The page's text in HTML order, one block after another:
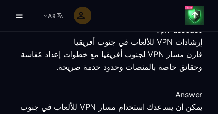
AR
vpn-usecase
إرشادات VPN للألعاب في جنوب أفريقيا
قارن مسار VPN لجنوب أفريقيا مع خطوات إعداد مُقاسة
وحقائق خاصة بالمنصات وحدود خدمة صريحة.
Answer
يمكن أن يساعدك استخدام مسار VPN للألعاب في جنوب